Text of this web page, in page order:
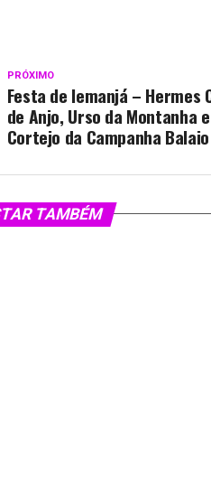
PRÓXIMO
Festa de Iemanjá – Hermes
de Anjo, Urso da Montanha
Cortejo da Campanha
TAMBÉM